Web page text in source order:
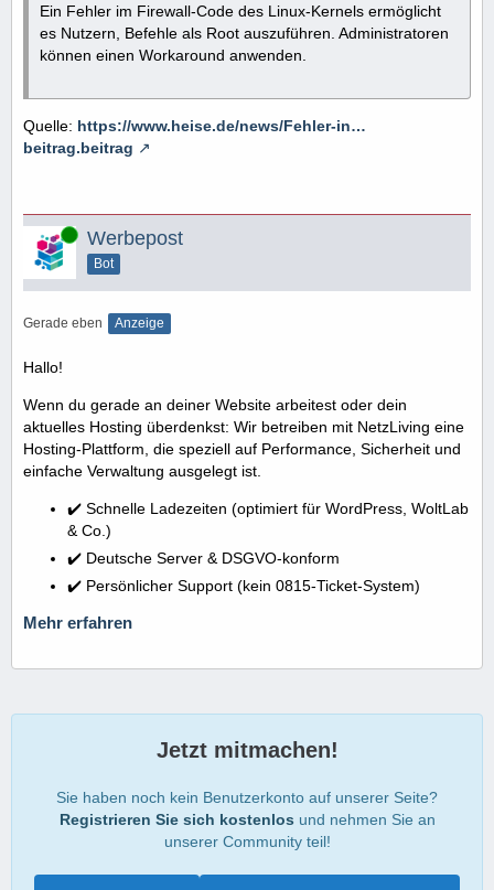
Ein Fehler im Firewall-Code des Linux-Kernels ermöglicht
es Nutzern, Befehle als Root auszuführen. Administratoren
können einen Workaround anwenden.
Quelle: https://www.heise.de/news/Fehler-in…
beitrag.beitrag
Online Werbepost
Bot
Gerade eben Anzeige
Hallo!
Wenn du gerade an deiner Website arbeitest oder dein
aktuelles Hosting überdenkst: Wir betreiben mit NetzLiving eine
Hosting-Plattform, die speziell auf Performance, Sicherheit und
einfache Verwaltung ausgelegt ist.
✔️ Schnelle Ladezeiten (optimiert für WordPress, WoltLab
& Co.)
✔️ Deutsche Server & DSGVO-konform
✔️ Persönlicher Support (kein 0815-Ticket-System)
Mehr erfahren
Jetzt mitmachen!
Sie haben noch kein Benutzerkonto auf unserer Seite?
Registrieren Sie sich kostenlos und nehmen Sie an
unserer Community teil!